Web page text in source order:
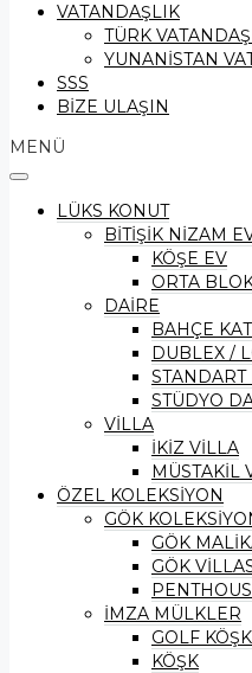
VATANDAŞLIK
TÜRK
YUNANİSTAN
SSS
BİZE ULAŞIN
MENÜ
LÜKS KONUT
BİTİŞİK NİZAM
KÖŞE EV
ORTA
DAİRE
BAHÇE
DUBLEX /
STANDART
STÜDYO
VİLLA
İKİZ VİLLA
MÜSTAKİL
ÖZEL KOLEKSİYON
GÖK
GÖK
GÖK
İMZA MÜLKLER
GOLF
KÖŞK